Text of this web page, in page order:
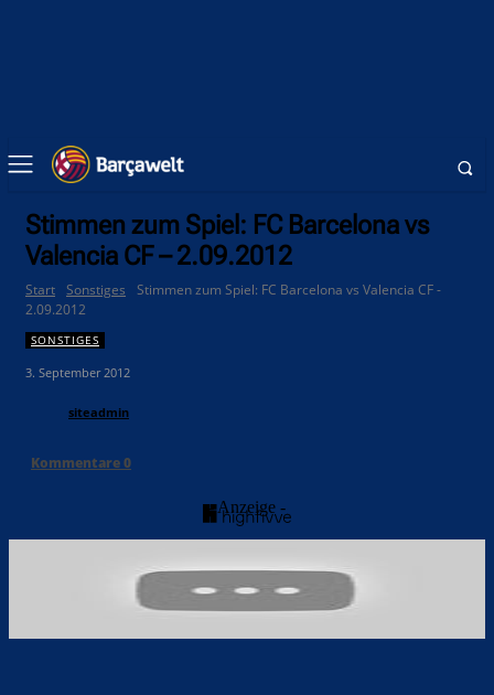
Stimmen zum Spiel: FC Barcelona vs
Valencia CF – 2.09.2012
Start Sonstiges
Stimmen zum Spiel: FC Barcelona vs Valencia CF -
2.09.2012
SONSTIGES
3. September 2012
siteadmin
Kommentare0
- Anzeige -